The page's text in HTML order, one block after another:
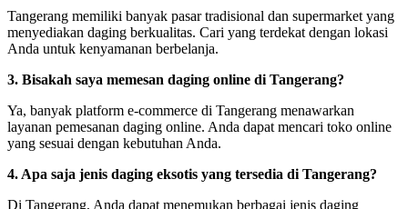
Tangerang memiliki banyak pasar tradisional dan supermarket yang
menyediakan daging berkualitas. Cari yang terdekat dengan lokasi
Anda untuk kenyamanan berbelanja.
3. Bisakah saya memesan daging online di Tangerang?
Ya, banyak platform e-commerce di Tangerang menawarkan
layanan pemesanan daging online. Anda dapat mencari toko online
yang sesuai dengan kebutuhan Anda.
4. Apa saja jenis daging eksotis yang tersedia di Tangerang?
Di Tangerang, Anda dapat menemukan berbagai jenis daging